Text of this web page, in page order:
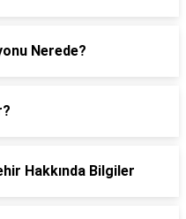
Nerede?
Hakkında Bilgiler